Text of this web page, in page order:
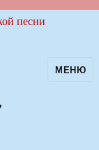
МЕНЮ